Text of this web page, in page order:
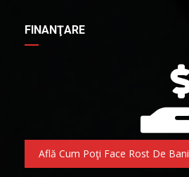
FINANŢARE
Află Cum Poţi Face Rost De Bani